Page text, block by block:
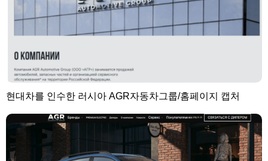
현대차를 인수한 러시아 AGR자동차그룹/홈페이지 캡처